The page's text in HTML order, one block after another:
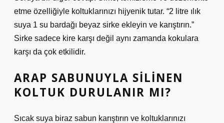
etme özelliğiyle koltuklarınızı hijyenik tutar. “2 litre ılık
suya 1 su bardağı beyaz sirke ekleyin ve karıştırın.”
Sirke sadece kire karşı değil aynı zamanda kokulara
karşı da çok etkilidir.
ARAP SABUNUYLA SILINEN
KOLTUK DURULANIR MI?
Sıcak suya biraz sabun karıştırın ve koltuklarınızı